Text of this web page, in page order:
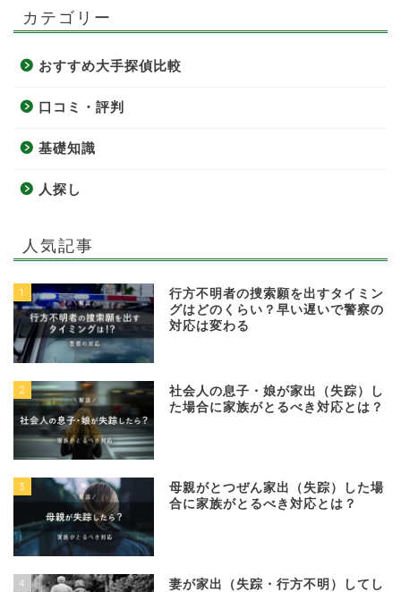
カテゴリー
おすすめ大手探偵比較
口コミ・評判
基礎知識
人探し
人気記事
1
行方不明者の捜索願を出すタイミン
グはどのくらい？早い遅いで警察の
対応は変わる
2
社会人の息子・娘が家出（失踪）し
た場合に家族がとるべき対応とは？
3
母親がとつぜん家出（失踪）した場
合に家族がとるべき対応とは？
4
妻が家出（失踪・行方不明）してし